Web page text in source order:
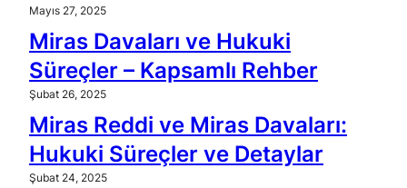
Mayıs 27, 2025
Miras Davaları ve Hukuki
Süreçler – Kapsamlı Rehber
Şubat 26, 2025
Miras Reddi ve Miras Davaları:
Hukuki Süreçler ve Detaylar
Şubat 24, 2025